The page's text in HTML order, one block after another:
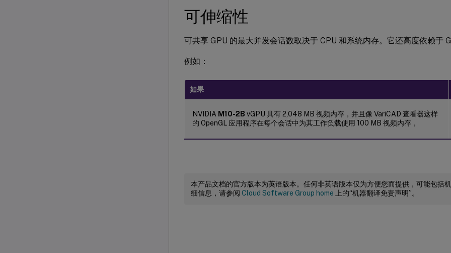
可伸缩性
可共享 GPU 的最大并发会话数取决于 CPU 和系统内存。它还高度依赖于
例如：
如果
NVIDIA M10-2B vGPU 具有 2,048 MB 视频内存，并且像 VariCAD 查看器这样
的 OpenGL 应用程序在每个会话中为其工作负载使用 100 MB 视频内存，
本产品文档的官方版本为英语版本。任何非英语版本仅为方便您而提供，可能包括
细信息，请参阅 Cloud Software Group home 上的“机器翻译免责声明”。